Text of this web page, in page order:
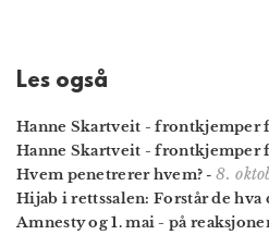
Les også
Hanne Skartveit - frontkjemper
Hanne Skartveit - frontkjemper
Hvem penetrerer hvem? -8.
Hijab i rettssalen: Forstår de hva
Amnesty og 1. mai - på